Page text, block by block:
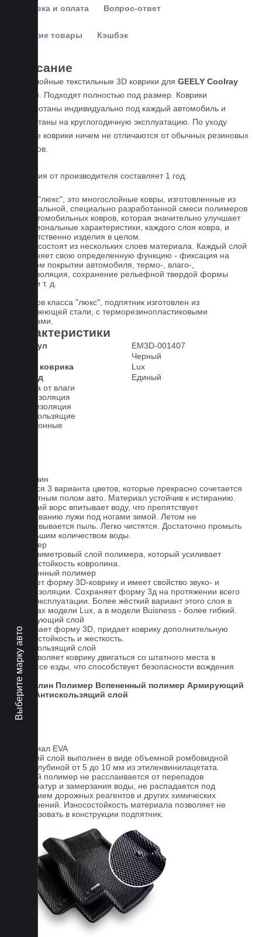
Выберите марку авто
Доставка и оплата Вопрос-ответ
Похожие товары Кэшбэк
Описание
Пятислойные текстильные 3D коврики для GEELY Coolray
(2020-) . Подходят полностью под размер. Коврики
разработаны индивидуально под каждый автомобиль и
рассчитаны на круглогодичную эксплуатацию. По уходу
данные коврики ничем не отличаются от обычных резиновых
ковриков.
Гарантия от производителя составляет 1 год.
Ковры "люкс", это многослойные ковры, изготовленные из
оригинальной, специально разработанной смеси полимеров
для автомобильных ковров, которая значительно улучшает
функциональные характеристики, каждого слоя ковра, и
соответственно изделия в целом.
Ковры состоят из нескольких слоев материала. Каждый слой
выполняет свою определенную функцию - фиксация на
штатном покрытии автомобиля, термо-, влаго-,
звукоизоляция, сохранение рельефной твердой формы
ковра и т. д.
У ковров класса "люкс", подпятник изготовлен из
нержавеющей стали, с терморезинопластиковыми
вставками.
Характеристики
Артикул
EM3D-001407
Черный
Класс коврика
Lux
2-й ряд
Единый
Защита от влаги
Шумоизоляция
Теплоизоляция
Антискользящие
Всесезонные
Ковролин
Имеется 3 варианта цветов, которые прекрасно сочетается
со штатным полом авто. Материал устойчив к истиранию.
Короткий ворс впитывает воду, что препятствует
образованию лужи под ногами зимой. Летом не
образовывается пыль. Легко чистятся. Достаточно промыть
небольшим количеством воды.
Полимер
1-миллиметровый слой полимера, который усиливает
износостойкость ковролина.
Вспененный полимер
Придает форму 3D-коврику и имеет свойство звуко- и
теплоизоляции. Сохраняет форму 3д на протяжении всего
срока эксплуатации. Более жёсткий вариант этого слоя в
ковриках модели Lux, а в модели Buisness - более гибкий.
Армирующий слой
Усиливает форму 3D, придает коврику дополнительную
износостойкость и жесткость.
Антискользящий слой
Не позволяет коврику двигаться со штатного места в
процессе езды, что способствует безопасности вождения
авто.
Ковролин Полимер Вспененный полимер Армирующий
слой
Антискользящий слой
Материал EVA
Верхний слой выполнен в виде объемной ромбовидной
сетки глубиной от 5 до 10 мм из этиленвинилацетата.
Данный полимер не расслаивается от перепадов
температур и замерзания воды, не распадается под
действием дорожных реагентов и других химических
загрязнений. Износостойкость материала позволяет не
использовать в конструкции подпятник.